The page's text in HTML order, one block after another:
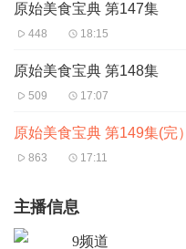
原始美食宝典 第147集
448 18:15
原始美食宝典 第148集
509 17:07
原始美食宝典 第149集(完）
863 17:11
主播信息
9频道